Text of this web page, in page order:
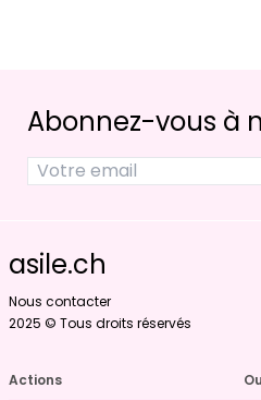
Abonnez-vous à
asile.ch
Nous contacter
2025 © Tous droits réservés
Actions